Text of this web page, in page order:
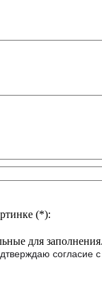
(*):
для заполнения.
согласие с